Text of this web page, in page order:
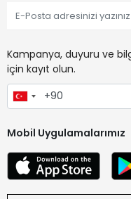
Kampanya, duyuru ve
için kayıt olun.
Mobil Uygulamalarımız